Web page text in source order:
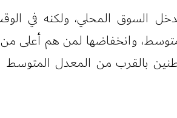
يدخل السوق المحلي، ولكنه
وانخفاضها لمن هم أعلى
بالقرب من المعدل المتوسط